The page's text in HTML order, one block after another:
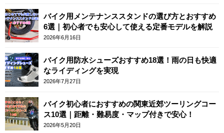
バイク用メンテナンススタンドの選び方とおすすめ
6選｜初心者でも安心して使える定番モデルを解説
2026年6月16日
バイク用防水シューズおすすめ18選！雨の日も快適
なライディングを実現
2026年7月27日
バイク初心者におすすめの関東近郊ツーリングコー
ス10選｜距離・難易度・マップ付きで安心！
2026年5月20日